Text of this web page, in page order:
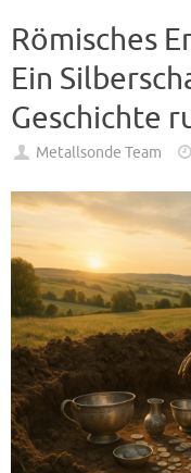
Römisches
Ein
Geschichte
Metallsonde Team